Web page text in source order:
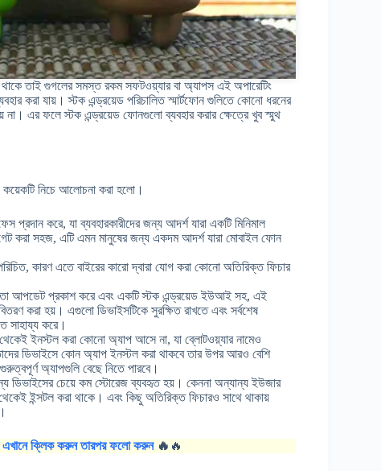
থাকে তাই গুগলের সমস্ত রকম সফটওয়্যার বা অ্যাপস এই অপারেটিং
করা যায়। স্টক এন্ড্রয়েড পরিচালিত স্মার্টফোন গুলিতে কোনো ধরনের
না। এর ফলে স্টক এন্ড্রয়েড ফোনগুলো ব্যবহার করার ক্ষেত্রে খুব স্মুথ
কয়েকটি নিচে আলোচনা করা হলো।
প্রদান করে, যা ব্যবহারকারীদের জন্য আদর্শ যারা একটি মিনিমাল
করা সহজ, এটি এমন মানুষের জন্য একদম আদর্শ যারা মোবাইল ফোন
কারণ এতে বাইরের কারো দ্বারা যোগ করা কোনো অতিরিক্ত ফিচার
আপডেট প্রকাশ করে এবং একটি স্টক এন্ড্রয়েড ইউআই সহ, এই
করা হয়। এগুলো ডিভাইসটিকে সুরক্ষিত রাখতে এবং সর্বশেষ
সাহায্য করে।
ইনস্টল করা কোনো অ্যাপ আসে না, যা ব্লোটওয়্যার নামেও
ডিভাইসে কোন অ্যাপ ইনস্টল করা থাকবে তার উপর আরও বেশি
অ্যাপগুলি বেছে নিতে পারবে।
ডিভাইসের চেয়ে কম স্টোরেজ ব্যবহৃত হয়। কেননা অন্যান্য ইউজার
ইন্সটল করা থাকে। এবং কিছু অতিরিক্ত ফিচারও সাথে থাকায়
এখানে ক্লিক করুন তারপর ফলো করুন🔥 🔥